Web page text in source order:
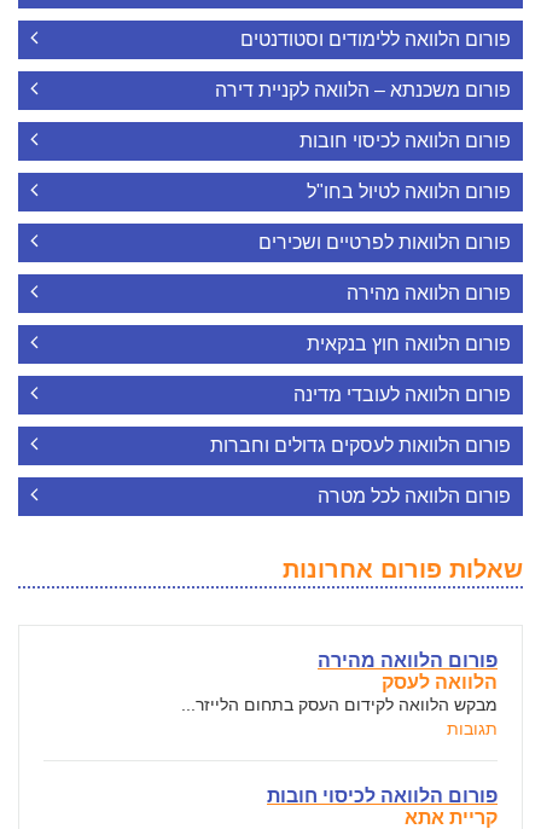
פורום הלוואה ללימודים וסטודנטים
פורום משכנתא – הלוואה לקניית דירה
פורום הלוואה לכיסוי חובות
פורום הלוואה לטיול בחו"ל
פורום הלוואות לפרטיים ושכירים
פורום הלוואה מהירה
פורום הלוואה חוץ בנקאית
פורום הלוואה לעובדי מדינה
פורום הלוואות לעסקים גדולים וחברות
פורום הלוואה לכל מטרה
שאלות פורום אחרונות
פורום הלוואה מהירה
הלוואה לעסק
מבקש הלוואה לקידום העסק בתחום הלייזר...
תגובות
פורום הלוואה לכיסוי חובות
קריית אתא